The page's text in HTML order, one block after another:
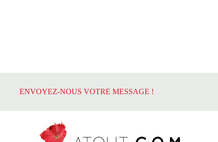
ENVOYEZ-NOUS VOTRE MESSAGE !